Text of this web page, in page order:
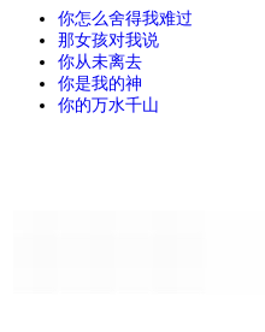
你怎么舍得我难过
那女孩对我说
你从未离去
你是我的神
你的万水千山